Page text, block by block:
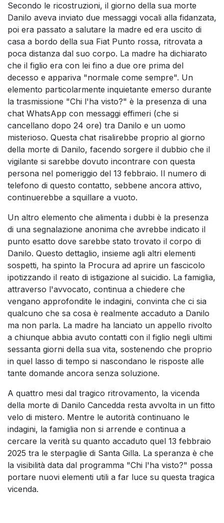
Secondo le ricostruzioni, il giorno della sua morte
Danilo aveva inviato due messaggi vocali alla fidanzata,
poi era passato a salutare la madre ed era uscito di
casa a bordo della sua Fiat Punto rossa, ritrovata a
poca distanza dal suo corpo. La madre ha dichiarato
che il figlio era con lei fino a due ore prima del
decesso e appariva "normale come sempre". Un
elemento particolarmente inquietante emerso durante
la trasmissione "Chi l'ha visto?" è la presenza di una
chat WhatsApp con messaggi effimeri (che si
cancellano dopo 24 ore) tra Danilo e un uomo
misterioso. Questa chat risalirebbe proprio al giorno
della morte di Danilo, facendo sorgere il dubbio che il
vigilante si sarebbe dovuto incontrare con questa
persona nel pomeriggio del 13 febbraio. Il numero di
telefono di questo contatto, sebbene ancora attivo,
continuerebbe a squillare a vuoto.
Un altro elemento che alimenta i dubbi è la presenza
di una segnalazione anonima che avrebbe indicato il
punto esatto dove sarebbe stato trovato il corpo di
Danilo. Questo dettaglio, insieme agli altri elementi
sospetti, ha spinto la Procura ad aprire un fascicolo
ipotizzando il reato di istigazione al suicidio. La famiglia,
attraverso l'avvocato, continua a chiedere che
vengano approfondite le indagini, convinta che ci sia
qualcuno che sa cosa è realmente accaduto a Danilo
ma non parla. La madre ha lanciato un appello rivolto
a chiunque abbia avuto contatti con il figlio negli ultimi
sessanta giorni della sua vita, sostenendo che proprio
in quel lasso di tempo si nascondano le risposte alle
tante domande ancora senza soluzione.
A quattro mesi dal tragico ritrovamento, la vicenda
della morte di Danilo Cancedda resta avvolta in un fitto
velo di mistero. Mentre le autorità continuano le
indagini, la famiglia non si arrende e continua a
cercare la verità su quanto accaduto quel 13 febbraio
2025 tra le sterpaglie di Santa Gilla. La speranza è che
la visibilità data dal programma "Chi l'ha visto?" possa
portare nuovi elementi utili a far luce su questa tragica
vicenda.